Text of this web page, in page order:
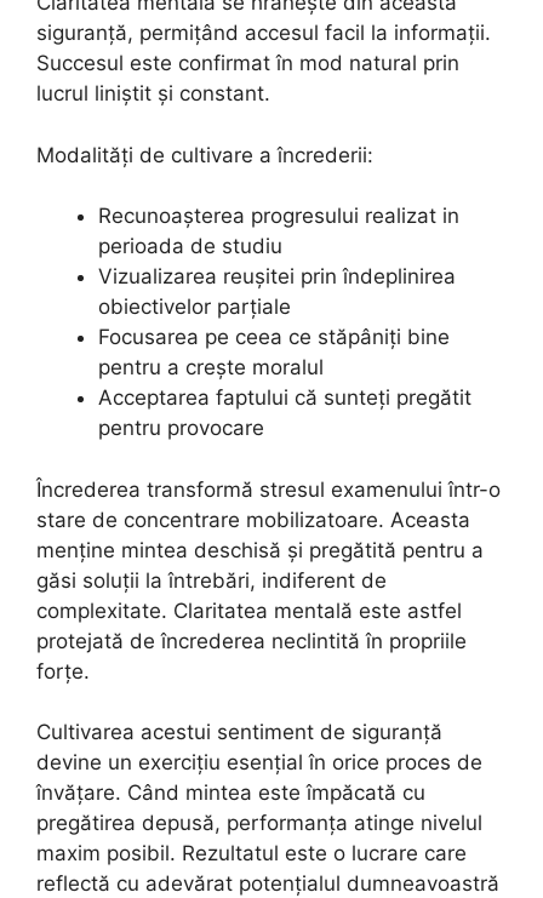
siguranță, permițând accesul facil la informații.
Succesul este confirmat în mod natural prin
lucrul liniștit și constant.
Modalități de cultivare a încrederii:
Recunoașterea progresului realizat in
perioada de studiu
Vizualizarea reușitei prin îndeplinirea
obiectivelor parțiale
Focusarea pe ceea ce stăpâniți bine
pentru a crește moralul
Acceptarea faptului că sunteți pregătit
pentru provocare
Încrederea transformă stresul examenului într-o
stare de concentrare mobilizatoare. Aceasta
menține mintea deschisă și pregătită pentru a
găsi soluții la întrebări, indiferent de
complexitate. Claritatea mentală este astfel
protejată de încrederea neclintită în propriile
forțe.
Cultivarea acestui sentiment de siguranță
devine un exercițiu esențial în orice proces de
învățare. Când mintea este împăcată cu
pregătirea depusă, performanța atinge nivelul
maxim posibil. Rezultatul este o lucrare care
reflectă cu adevărat potențialul dumneavoastră